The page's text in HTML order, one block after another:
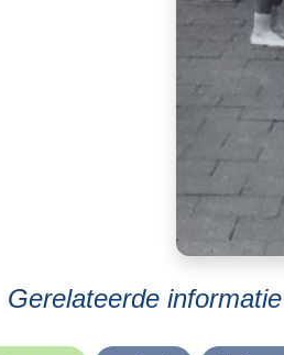
Gerelateerde informatie